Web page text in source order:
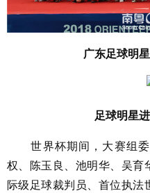
广东足球明
足球明星
世界杯期间，大赛组委
权、陈玉良、池明华、吴育
际级足球裁判员、首位执法